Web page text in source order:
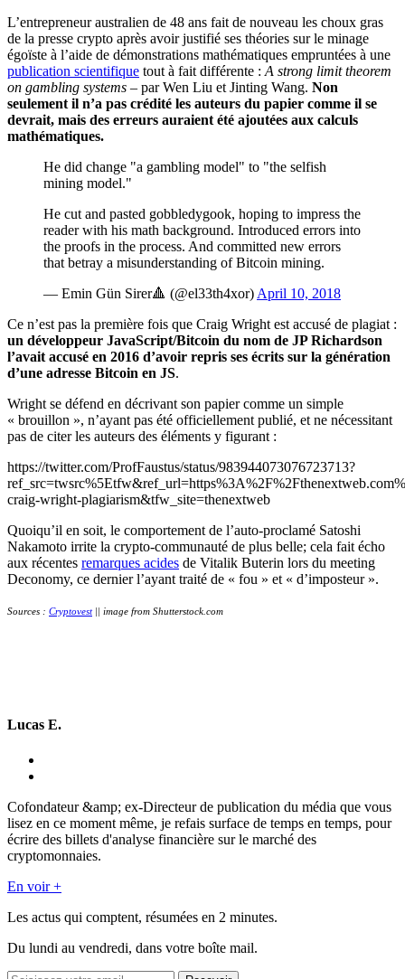
L’entrepreneur australien de 48 ans fait de nouveau les choux gras
de la presse crypto après avoir justifié ses théories sur le minage
égoïste à l’aide de démonstrations mathématiques empruntées à une
publication scientifique tout à fait différente : A strong limit theorem
on gambling systems – par Wen Liu et Jinting Wang. Non
seulement il n’a pas crédité les auteurs du papier comme il se
devrait, mais des erreurs auraient été ajoutées aux calculs
mathématiques.
He did change "a gambling model" to "the selfish
mining model."
He cut and pasted gobbledygook, hoping to impress the
reader with his math background. Introduced errors into
the proofs in the process. And committed new errors
that betray a misunderstanding of Bitcoin mining.
— Emin Gün Sirer🔺 (@el33th4xor) April 10, 2018
Ce n’est pas la première fois que Craig Wright est accusé de plagiat :
un développeur JavaScript/Bitcoin du nom de JP Richardson
l’avait accusé en 2016 d’avoir repris ses écrits sur la génération
d’une adresse Bitcoin en JS.
Wright se défend en décrivant son papier comme un simple
« brouillon », n’ayant pas été officiellement publié, et ne nécessitant
pas de citer les auteurs des éléments y figurant :
https://twitter.com/ProfFaustus/status/983944073076723713?
craig-wright-plagiarism&tfw_site=thenextweb
Quoiqu’il en soit, le comportement de l’auto-proclamé Satoshi
Nakamoto irrite la crypto-communauté de plus belle; cela fait écho
aux récentes remarques acides de Vitalik Buterin lors du meeting
Deconomy, ce dernier l’ayant traité de « fou » et « d’imposteur ».
Sources : Cryptovest|| image from Shutterstock.com
Lucas E.
Cofondateur &amp; ex-Directeur de publication du média que vous
lisez en ce moment même, je refais surface de temps en temps, pour
écrire des billets d'analyse financière sur le marché des
cryptomonnaies.
En voir +
Les actus qui comptent, résumées en 2 minutes.
Du lundi au vendredi, dans votre boîte mail.